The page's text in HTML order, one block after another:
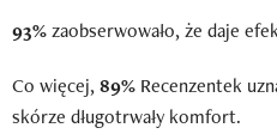
93%zaobserwowało, że daje
Co więcej,89% Recenzentek
skórze długotrwały komfort.